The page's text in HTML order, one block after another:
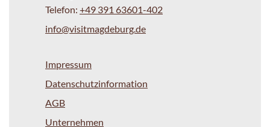
Telefon: +49 391 63601-402
info@visitmagdeburg.de
Impressum
Datenschutzinformation
AGB
Unternehmen